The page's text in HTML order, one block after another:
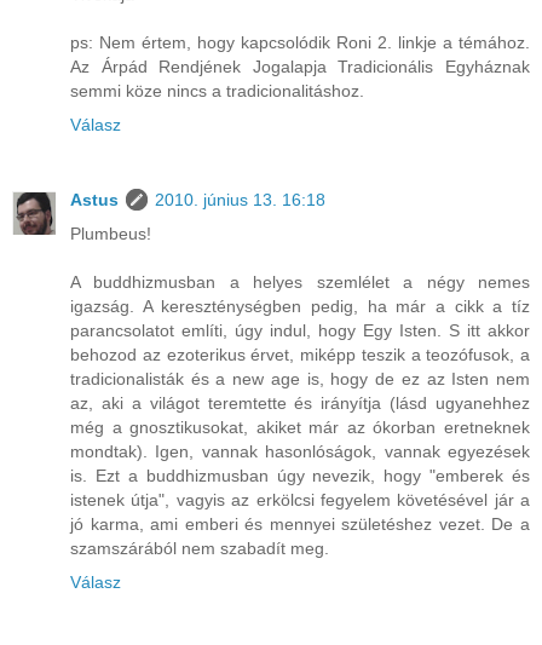
ps: Nem értem, hogy kapcsolódik Roni 2. linkje a témához.
Az Árpád Rendjének Jogalapja Tradicionális Egyháznak
semmi köze nincs a tradicionalitáshoz.
Válasz
Astus
2010. június 13. 16:18
Plumbeus!
A buddhizmusban a helyes szemlélet a négy nemes
igazság. A kereszténységben pedig, ha már a cikk a tíz
parancsolatot említi, úgy indul, hogy Egy Isten. S itt akkor
behozod az ezoterikus érvet, miképp teszik a teozófusok, a
tradicionalisták és a new age is, hogy de ez az Isten nem
az, aki a világot teremtette és irányítja (lásd ugyanehhez
még a gnosztikusokat, akiket már az ókorban eretneknek
mondtak). Igen, vannak hasonlóságok, vannak egyezések
is. Ezt a buddhizmusban úgy nevezik, hogy "emberek és
istenek útja", vagyis az erkölcsi fegyelem követésével jár a
jó karma, ami emberi és mennyei születéshez vezet. De a
szamszárából nem szabadít meg.
Válasz